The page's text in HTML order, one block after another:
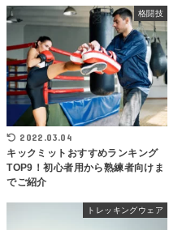
格闘技
2022.03.04
キックミットおすすめランキング
TOP9！初心者用から熟練者向けま
でご紹介
トレッキングウェア